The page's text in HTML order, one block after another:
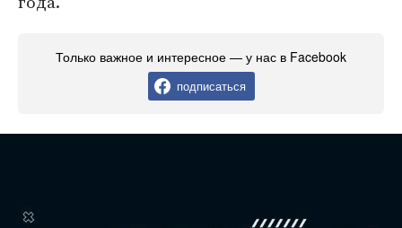
Только важное и интересное — у нас в Facebook
подписаться